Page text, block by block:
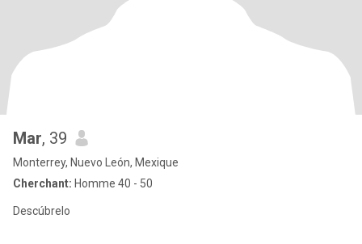
Mar, 39
Monterrey, Nuevo León, Mexique
Cherchant: Homme 40 - 50
Descúbrelo